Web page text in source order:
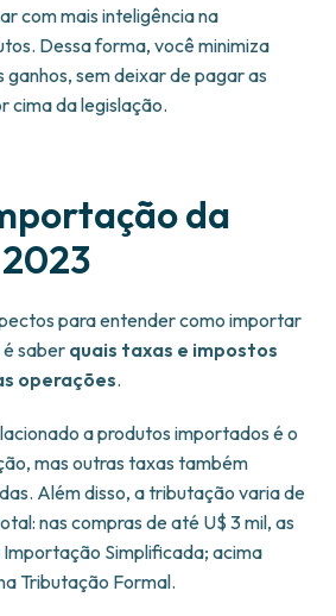
com mais inteligência na
Dessa forma, você minimiza
ganhos, sem deixar de pagar as
cima da legislação.
da
para entender como importar
saber quais taxas e impostos
operações.
a produtos importados é o
mas outras taxas também
Além disso, a tributação varia de
nas compras de até U$ 3 mil, as
Simplificada; acima
Tributação Formal.